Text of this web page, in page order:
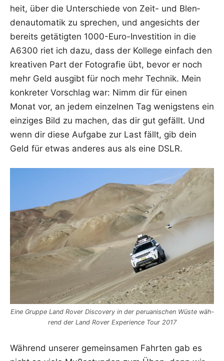
heit, über die Unter­schie­de von Zeit- und Blen­
den­au­to­ma­tik zu spre­chen, und ange­sichts der
bereits getä­tig­ten 1000-Euro-Inves­ti­ti­on in die
A6300 riet ich dazu, dass der Kol­le­ge ein­fach den
krea­ti­ven Part der Foto­gra­fie übt, bevor er noch
mehr Geld aus­gibt für noch mehr Tech­nik. Mein
kon­kre­ter Vor­schlag war: Nimm dir für einen
Monat vor, an jedem ein­zel­nen Tag wenigs­tens ein
ein­zi­ges Bild zu machen, das dir gut gefällt. Und
wenn dir die­se Auf­ga­be zur Last fällt, gib dein
Geld für etwas ande­res aus als eine DSLR.
Eine Grup­pe Land Rover Dis­co­very in der perua­ni­schen Wüs­te wäh­
rend der Land Rover Expe­ri­ence Tour 2017
Wäh­rend unse­rer gemein­sa­men Fahr­ten gab es